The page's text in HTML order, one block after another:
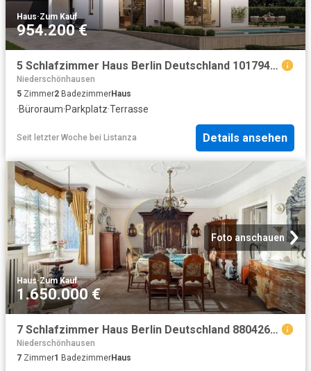
Haus·Zum Kauf
954.200 €
5 Schlafzimmer Haus Berlin Deutschland 101794816
Niederschönhausen
5 Zimmer2 BadezimmerHaus
·Büroraum·Parkplatz·Terrasse
Seit letzter Woche bei Listanza Details ansehen
Foto anschauen
Haus·Zum Kauf
1.650.000 €
7 Schlafzimmer Haus Berlin Deutschland 88042684
Niederschönhausen
7 Zimmer1 BadezimmerHaus